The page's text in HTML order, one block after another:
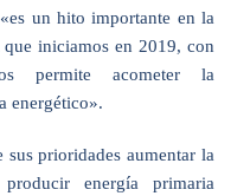
un hito importante en la
iniciamos en 2019, con
permite acometer la
energético».
prioridades aumentar la
energía primaria